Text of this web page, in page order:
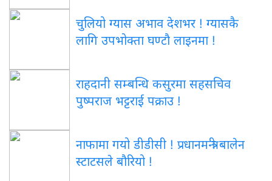
चुलियो ग्यास अभाव देशभर ! ग्यासकै
लागि उपभोक्ता घण्टौ लाइनमा !
राहदानी सम्बन्धि कसुरमा सहसचिव
पुष्पराज भट्टराई पक्राउ !
नाफामा गयो डीडीसी ! प्रधानमन्त्री बालेन
स्टाटसले बौरियो !